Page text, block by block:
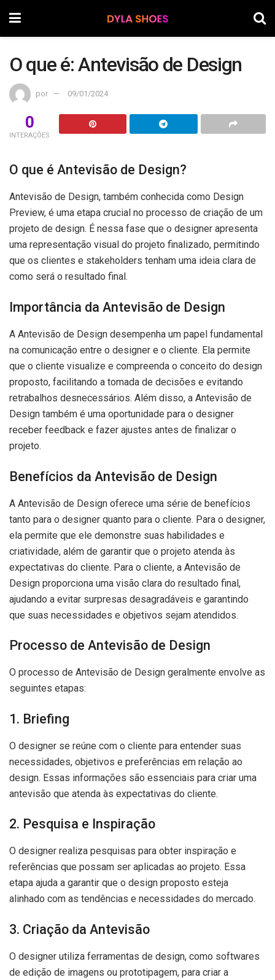
O que é: Antevisão de Design
por 09/01/2024
0
INTERAÇÕES
O que é Antevisão de Design?
Antevisão de Design, também conhecida como Design
Preview, é uma etapa crucial no processo de criação de um
projeto de design. É nessa fase que o designer apresenta
uma representação visual do projeto finalizado, permitindo
que os clientes e stakeholders tenham uma ideia clara de
como será o resultado final.
Importância da Antevisão de Design
A Antevisão de Design desempenha um papel fundamental
na comunicação entre o designer e o cliente. Ela permite
que o cliente visualize e compreenda o conceito do design
proposto, facilitando a tomada de decisões e evitando
retrabalhos desnecessários. Além disso, a Antevisão de
Design também é uma oportunidade para o designer
receber feedback e fazer ajustes antes de finalizar o
projeto.
Benefícios da Antevisão de Design
A Antevisão de Design oferece uma série de benefícios
tanto para o designer quanto para o cliente. Para o designer,
ela permite que ele demonstre suas habilidades e
criatividade, além de garantir que o projeto atenda às
expectativas do cliente. Para o cliente, a Antevisão de
Design proporciona uma visão clara do resultado final,
ajudando a evitar surpresas desagradáveis e garantindo
que suas necessidades e objetivos sejam atendidos.
Processo de Antevisão de Design
O processo de Antevisão de Design geralmente envolve as
seguintes etapas:
1. Briefing
O designer se reúne com o cliente para entender suas
necessidades, objetivos e preferências em relação ao
design. Essas informações são essenciais para criar uma
antevisão que atenda às expectativas do cliente.
2. Pesquisa e Inspiração
O designer realiza pesquisas para obter inspiração e
referências que possam ser aplicadas ao projeto. Essa
etapa ajuda a garantir que o design proposto esteja
alinhado com as tendências e necessidades do mercado.
3. Criação da Antevisão
O designer utiliza ferramentas de design, como softwares
de edição de imagens ou prototipagem, para criar a